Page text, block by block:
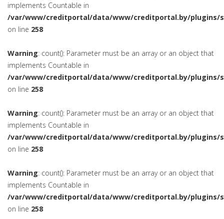
implements Countable in
/var/www/creditportal/data/www/creditportal.by/plugins/
on line 258
Warning: count(): Parameter must be an array or an object that
implements Countable in
/var/www/creditportal/data/www/creditportal.by/plugins/
on line 258
Warning: count(): Parameter must be an array or an object that
implements Countable in
/var/www/creditportal/data/www/creditportal.by/plugins/
on line 258
Warning: count(): Parameter must be an array or an object that
implements Countable in
/var/www/creditportal/data/www/creditportal.by/plugins/
on line 258